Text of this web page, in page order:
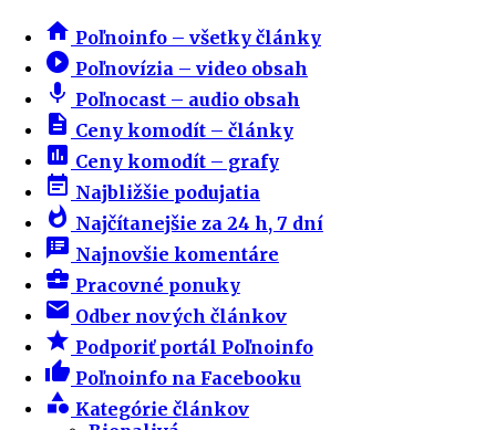
home Poľnoinfo – všetky články
play_circle_filled Poľnovízia – video obsah
mic Poľnocast – audio obsah
description Ceny komodít – články
insert_chart Ceny komodít – grafy
event_note Najbližšie podujatia
whatshot Najčítanejšie za 24 h, 7 dní
speaker_notes Najnovšie komentáre
business_center Pracovné ponuky
email Odber nových článkov
star Podporiť portál Poľnoinfo
thumb_up Poľnoinfo na Facebooku
category Kategórie článkov